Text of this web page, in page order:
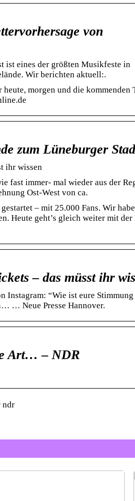
von
ist eines der größten Musikfeste in
Wir berichten aktuell:.
morgen und die kommenden
zum Lüneburger
ihr wissen
fast immer- mal wieder aus der
Ost-West von ca.
– mit 25.000 Fans. Wir
Heute geht’s gleich weiter mit der
– das müsst ihr
Instagram: “Wie ist eure
… Neue Presse Hannover.
Art… – NDR
ndr